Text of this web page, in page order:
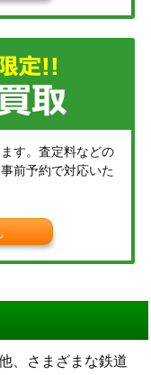
す。査定料などの
前予約で対応いた
、さまざまな鉄道